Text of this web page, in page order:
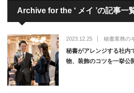
Archive for the ‘ メイ ’
2023.12.25 秘書業務の
秘書がアレンジする社内
物、装飾のコツを一挙公